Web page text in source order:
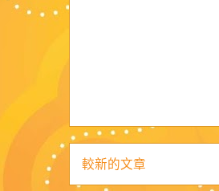
較新的文章